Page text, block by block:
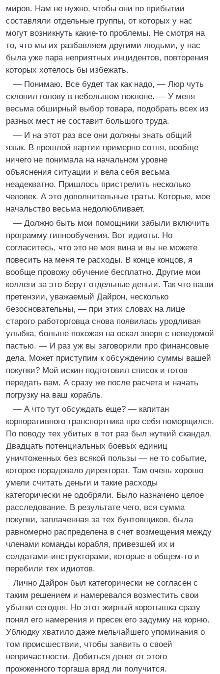
миров. Нам не нужно, чтобы они по прибытии
составляли отдельные группы, от которых у нас
могут возникнуть какие-то проблемы. Не смотря на
то, что мы их разбавляем другими людьми, у нас
была уже пара неприятных инцидентов, повторения
которых хотелось бы избежать.
— Понимаю. Все будет так как надо, — Люр чуть
склонил голову в небольшом поклоне. — У меня
весьма обширный выбор товара, подобрать всех из
разных мест не составит большого труда.
— И на этот раз все они должны знать общий
язык. В прошлой партии примерно сотня, вообще
ничего не понимала на начальном уровне
объяснения ситуации и вела себя весьма
неадекватно. Пришлось пристрелить несколько
человек. А это дополнительные траты. Которые, мое
начальство весьма недолюбливает.
— Должно быть мои помощники забыли включить
программу гипнообучения. Вот идиоты. Но
согласитесь, что это не моя вина и вы не можете
повесить на меня те расходы. В конце концов, я
вообще провожу обучение бесплатно. Другие мои
коллеги за это берут отдельные деньги. Так что ваши
претензии, уважаемый Дайрон, несколько
безосновательны, — при этих словах на лице
старого работорговца снова появилась уродливая
улыбка, больше похожая на оскал зверя с неведомой
пастью. — И раз уж вы заговорили про финансовые
дела. Может приступим к обсуждению суммы вашей
покупки? Мой искин подготовил список и готов
передать вам. А сразу же после расчета и начать
погрузку на ваш корабль.
— А что тут обсуждать еще? — капитан
корпоративного транспортника про себя поморщился.
По поводу тех убитых в тот раз был жуткий скандал.
Двадцать потенциальных боевых единиц
уничтоженных без всякой пользы — не то событие,
которое порадовало директорат. Там очень хорошо
умели считать деньги и такие расходы
категорически не одобряли. Было назначено целое
расследование. В результате чего, вся сумма
покупки, заплаченная за тех бунтовщиков, была
равномерно распределена в счет возмещения между
членами команды корабля, привезшей их и
солдатами-инструкторами, которые в общем-то и
перебили тех идиотов.
Лично Дайрон был категорически не согласен с
таким решением и намеревался возместить свои
убытки сегодня. Но этот жирный коротышка сразу
понял его намерения и пресек его задумку на корню.
Ублюдку хватило даже мельчайшего упоминания о
том происшествии, чтобы заявить о своей
непричастности. Добиться денег от этого
прожженного торгаша вряд ли получится.